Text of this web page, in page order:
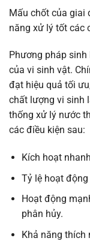
Mấu chốt của giai
năng xử lý tốt các
Phương pháp
của vi sinh vật.
đạt hiệu quả tối
chất lượng vi sinh
thống xử lý nước
các điều kiện sau:
Kích hoạt nhanh
Tỷ lệ hoạt động
Hoạt động
phân hủy.
Khả năng thích